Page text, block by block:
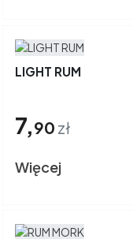
LIGHT RUM
7,90 zł
Więcej